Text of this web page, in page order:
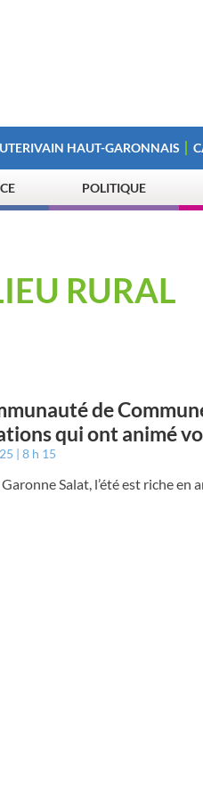
HAUT-GARONNAIS
POLITIQUE
RURAL
de
qui ont animé
8 h 15
Salat, l’été est riche